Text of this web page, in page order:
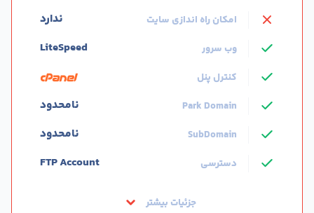
امکان راه اندازی سایت ندارد
وب سرور LiteSpeed
کنترل پنل
Park Domain
نامحدود
SubDomain نامحدود
دسترسی FTP Account
جزئیات بیشتر